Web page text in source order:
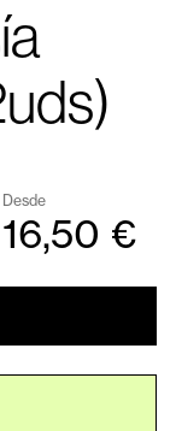
Desde
16,50 €